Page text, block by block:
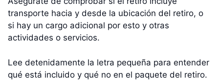
transporte hacia y desde la ubicación del retiro, o
si hay un cargo adicional por esto y otras
actividades o servicios.
Lee detenidamente la letra pequeña para entender
qué está incluido y qué no en el paquete del retiro.